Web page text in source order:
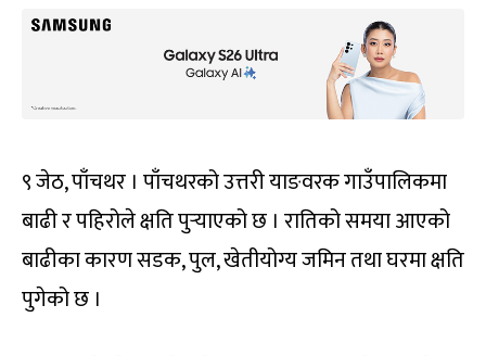
९ जेठ, पाँचथर । पाँचथरको उत्तरी याङवरक गाउँपालिकमा
बाढी र पहिरोले क्षति पुर्‍याएको छ । रातिको समया आएको
बाढीका कारण सडक, पुल, खेतीयोग्य जमिन तथा घरमा क्षति
पुगेको छ ।